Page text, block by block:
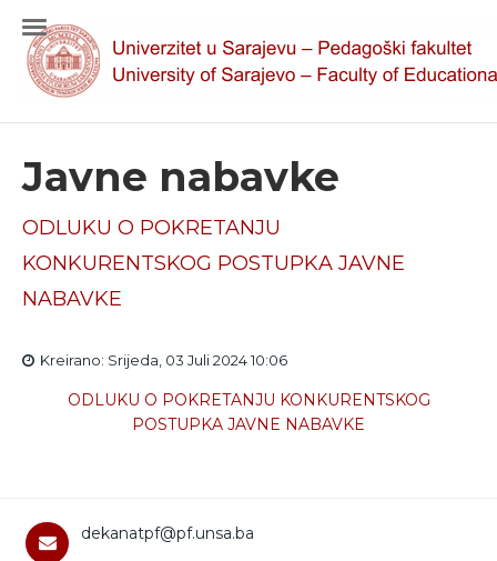
Javne nabavke
ODLUKU O POKRETANJU
KONKURENTSKOG POSTUPKA JAVNE
NABAVKE
Kreirano: Srijeda, 03 Juli 2024 10:06
ODLUKU O POKRETANJU KONKURENTSKOG
POSTUPKA JAVNE NABAVKE
dekanatpf@pf.unsa.ba